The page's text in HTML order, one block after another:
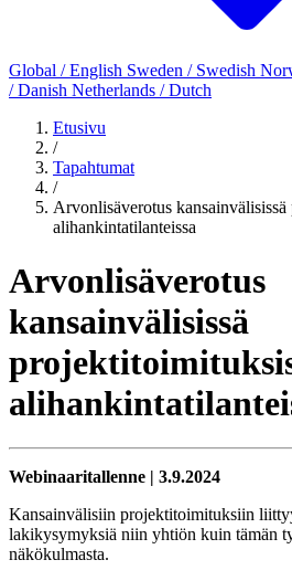
Global / English Sweden / Swedish
/ Danish Netherlands / Dutch
Etusivu
/
Tapahtumat
/
Arvonlisäverotus
alihankintatilanteissa
Arvonlisäverotus
kansainvälisissä
Webinaaritallenne | 3.9.2024
Kansainvälisiin projektitoimituksiin
lakikysymyksiä niin yhtiön kuin tämän
näkökulmasta.